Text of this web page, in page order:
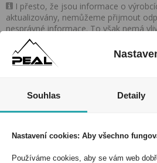
I přesto, že jsou informace o
aktualizovány, nemůžeme přijmout
nesprávné informace. To však nemá
zákona. Tyto informace jsou
a nemohou být jakkoliv kopírovány
DonPealo ani bez řádného uvedení
Jednoduše se přihlaste k
Souhlas Detaily
Nastavení cookies: Aby všechno
Používáme cookies, aby se vám web